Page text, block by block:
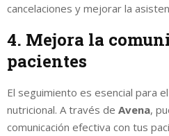
cancelaciones y mejorar la
4. Mejora la
pacientes
El seguimiento es esencial para
nutricional. A través de Avena,
comunicación efectiva con tus